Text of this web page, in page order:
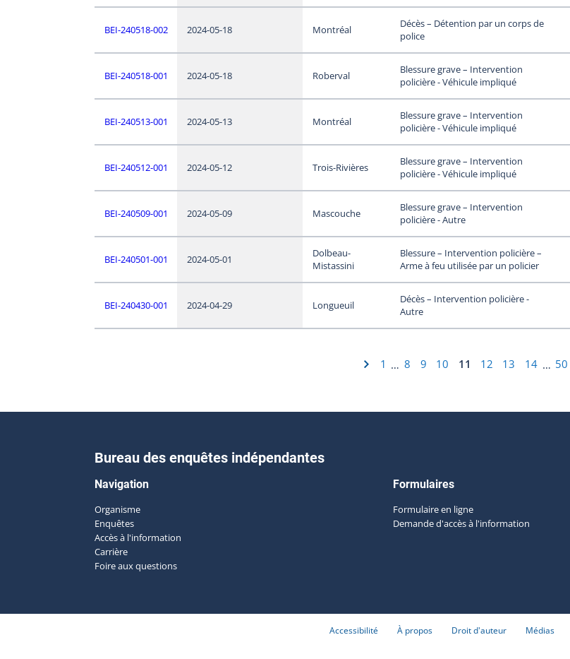
BEI-240518-002 2024-05-18 Montréal
Décès – Détention par un corps de
police
BEI-240518-001 2024-05-18 Roberval
Blessure grave – Intervention
policière - Véhicule impliqué
BEI-240513-001 2024-05-13 Montréal
Blessure grave – Intervention
policière - Véhicule impliqué
BEI-240512-001 2024-05-12 Trois-Rivières
Blessure grave – Intervention
policière - Véhicule impliqué
BEI-240509-001 2024-05-09 Mascouche
Blessure grave – Intervention
policière - Autre
BEI-240501-001 2024-05-01
Dolbeau-
Mistassini
Blessure – Intervention policière –
Arme à feu utilisée par un policier
BEI-240430-001 2024-04-29 Longueuil
Décès – Intervention policière -
Autre
1 … 8 9 10 11 12 13 14 … 50
Bureau des enquêtes indépendantes
Navigation
Organisme
Enquêtes
Accès à l'information
Carrière
Foire aux questions
Formulaires
Formulaire en ligne
Demande d'accès à l'information
Accessibilité À propos Droit d'auteur Médias